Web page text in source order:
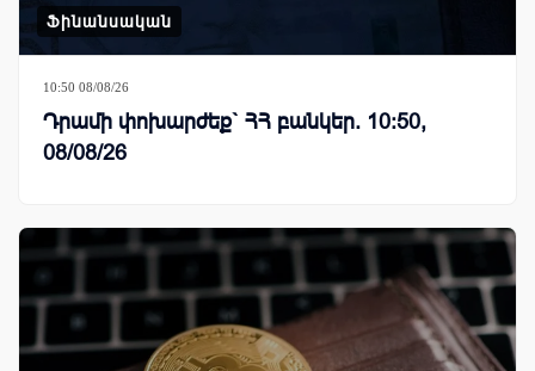
Ֆինանսական
10:50 08/08/26
Դրամի փոխարժեք` ՀՀ բանկեր. 10:50,
08/08/26